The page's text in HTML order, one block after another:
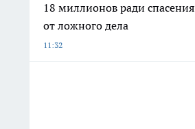
18 миллионов ради спасения
от ложного дела
11:32